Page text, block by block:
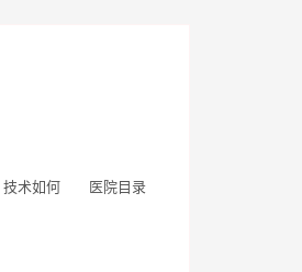
技术如何 医院目录